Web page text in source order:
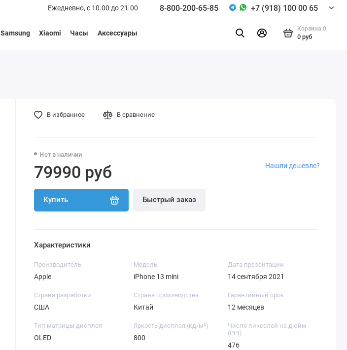
Ежедневно, с 10.00 до 21.00 8-800-200-65-85 +7 (918) 100 00 65
Samsung Xiaomi Часы Аксессуары
Корзина 0
0 руб
Нет в наличии
79990 руб
Купить Быстрый заказ
Нашли дешевле?
В избранное В сравнение
Характеристики
Производитель
Apple
Модель
iPhone 13 mini
Дата презентации
14 сентября 2021
Страна разработки
США
Страна производства
Китай
Гарантийный срок
12 месяцев
Тип матрицы дисплея
OLED
Яркость дисплея (кд/ м²)
800
Число пикселей на дюйм
(PPI)
476